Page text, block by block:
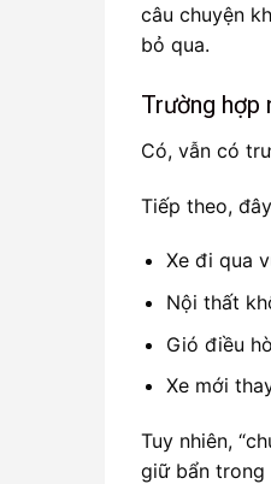
câu chuyện
bỏ qua.
Trường hợp
Có, vẫn có
Tiếp theo,
Xe đi qua
Nội thất
Gió điều
Xe mới
Tuy nhiên,
giữ bẩn trong